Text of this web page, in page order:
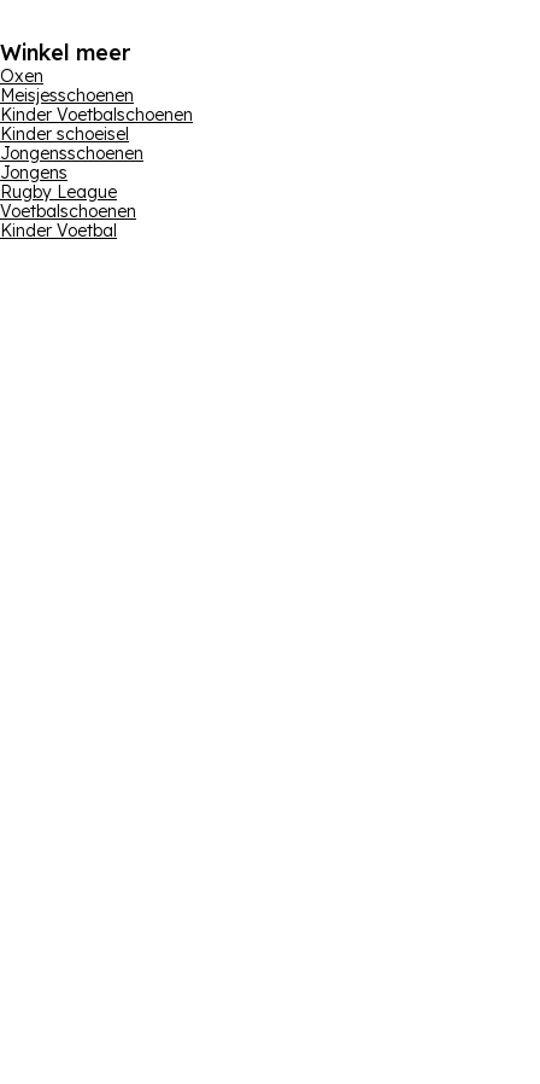
Winkel meer
Oxen
Meisjesschoenen
Kinder Voetbalschoenen
Kinder schoeisel
Jongensschoenen
Jongens
Rugby League
Voetbalschoenen
Kinder Voetbal